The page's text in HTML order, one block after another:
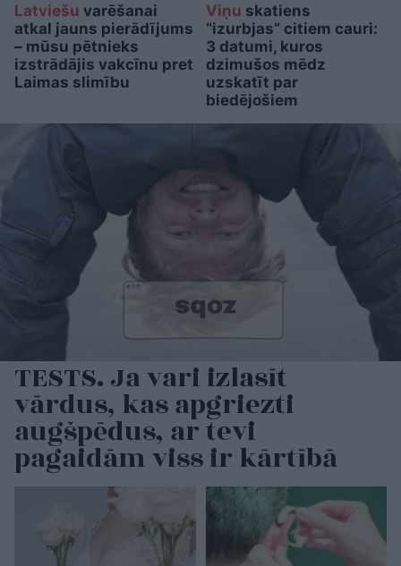
Latviešu varēšanai
atkal jauns pierādījums
– mūsu pētnieks
izstrādājis vakcīnu pret
Laimas slimību
Viņu skatiens
“izurbjas” citiem cauri:
3 datumi, kuros
dzimušos mēdz
uzskatīt par
biedējošiem
TESTS. Ja vari izlasīt
vārdus, kas apgriezti
augšpēdus, ar tevi
pagaidām viss ir kārtībā